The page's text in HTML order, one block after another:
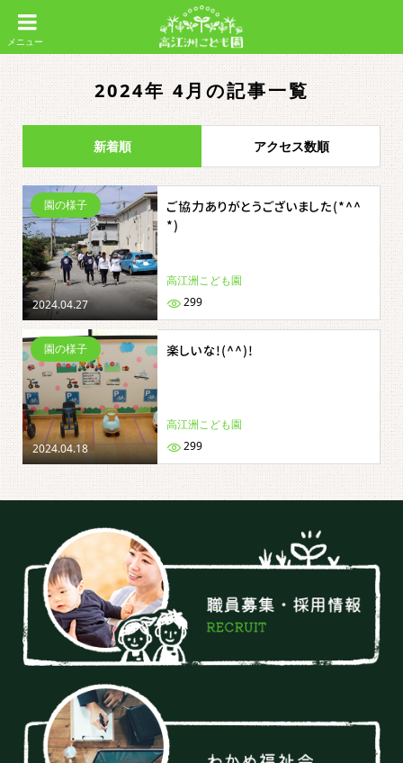
2024年 4月の記事一覧
新着順 アクセス数順
2024.04.27
園の様子
ご協力ありがとうございました(*^^
*)
高江洲こども園
299
2024.04.18
園の様子 楽しいな!(^^)!
高江洲こども園
299